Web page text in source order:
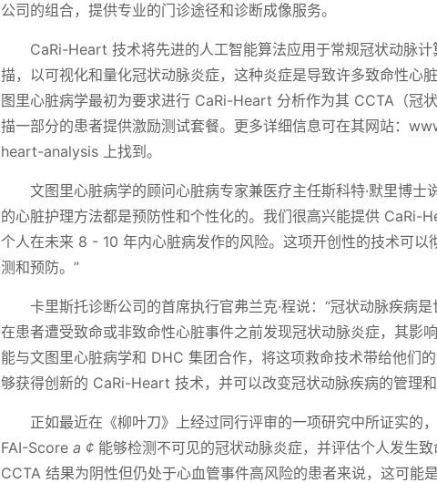
公司的组合，提供专业的门诊途径和诊断成像服务。
CaRi-Heart 技术将先进的人工智能算法应用于常规冠状动脉
描，以可视化和量化冠状动脉炎症，这种炎症是导致许多致命性心
图里心脏病学最初为要求进行 CaRi-Heart 分析作为其 CCTA（冠
描一部分的患者提供激励测试套餐。更多详细信息可在其网站：
heart-analysis 上找到。
文图里心脏病学的顾问心脏病专家兼医疗主任斯科特·默里博士
的心脏护理方法都是预防性和个性化的。我们很高兴能提供 CaRi-
个人在未来 8 - 10 年内心脏病发作的风险。这项开创性的技术可以
测和预防。”
卡里斯托诊断公司的首席执行官弗兰克·程说：“冠状动脉疾病
在患者遭受致命或非致命性心脏事件之前发现冠状动脉炎症，其影
能与文图里心脏病学和 DHC 集团合作，将这项救命技术带给他们
够获得创新的 CaRi-Heart 技术，并可以改变冠状动脉疾病的管理
正如最近在《柳叶刀》上经过同行评审的一项研究中所证实的
FAI-Score a ¢ 能够检测不可见的冠状动脉炎症，并评估个人发生
CCTA 结果为阴性但仍处于心血管事件高风险的患者来说，这可能